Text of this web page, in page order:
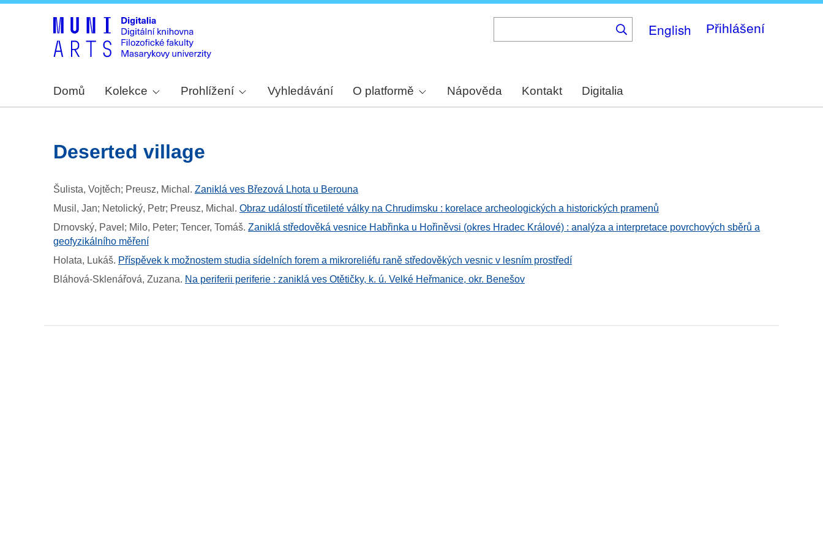
English Přihlášení
Domů Kolekce Prohlížení Vyhledávání O platformě Nápověda Kontakt Digitalia
deserted village
Šulista, Vojtěch; Preusz, Michal . Zaniklá ves Březová Lhota u Berouna
Musil, Jan; Netolický, Petr; Preusz, Michal . Obraz událostí třicetileté války na Chrudimsku : korelace archeologických a historických pramenů
Drnovský, Pavel; Milo, Peter; Tencer, Tomáš. Zaniklá středověká vesnice Habřinka u Hořiněvsi (okres Hradec Králové) : analýza a interpretace povrchových sběrů a
geofyzikálního měření
Holata, Lukáš. Příspěvek k možnostem studia sídelních forem a mikroreliéfu raně středověkých vesnic v lesním prostředí
Bláhová-Sklenářová, Zuzana. Na periferii periferie : zaniklá ves Otětičky, k. ú. Velké Heřmanice, okr. Benešov